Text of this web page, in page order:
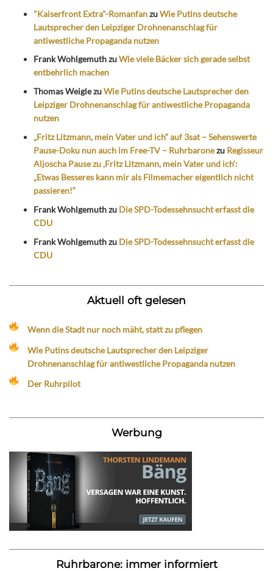
"Kaiserfront Extra"-RomanfanzuWie Putins deutsche
Lautsprecher den Leipziger Drohnenanschlag für
antiwestliche Propaganda nutzen
Frank WohlgemuthzuWie viele Bäcker sich gerade selbst
entbehrlich machen
Thomas WeiglezuWie Putins deutsche Lautsprecher den
Leipziger Drohnenanschlag für antiwestliche Propaganda
nutzen
„Fritz Litzmann, mein Vater und ich“ auf 3sat – Sehenswerte
Pause-Doku nun auch im Free-TV – Ruhrbaronezu Regisseur
Aljoscha Pause zu ‚Fritz Litzmann, mein Vater und ich‘:
„Etwas Besseres kann mir als Filmemacher eigentlich nicht
passieren!“
Frank Wohlgemuthzu Die SPD-Todessehnsucht erfasst die
CDU
Frank Wohlgemuthzu Die SPD-Todessehnsucht erfasst die
CDU
Aktuell oft gelesen
Wenn die Stadt nur noch mäht, statt zu pflegen
Wie Putins deutsche Lautsprecher den Leipziger
Drohnenanschlag für antiwestliche Propaganda nutzen
Der Ruhrpilot
Werbung
Ruhrbarone: immer informiert